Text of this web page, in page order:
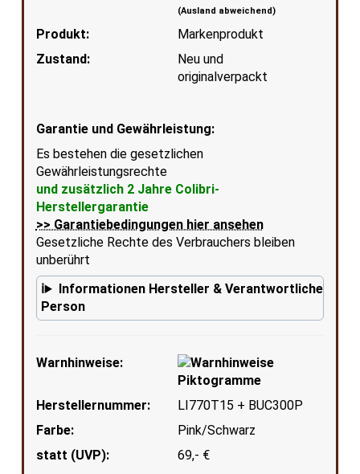
(Ausland abweichend)
Produkt:
Markenprodukt
Zustand:
Neu und
originalverpackt
Garantie und Gewährleistung:
Es bestehen die gesetzlichen
Gewährleistungsrechte
und zusätzlich 2 Jahre Colibri-
Herstellergarantie
>> Garantiebedingungen hier ansehen
Gesetzliche Rechte des Verbrauchers bleiben
unberührt
Informationen Hersteller & Verantwortliche
Person
Warnhinweise:
Herstellernummer:
LI770T15 + BUC300P
Farbe:
Pink/Schwarz
statt (UVP):
69,- €